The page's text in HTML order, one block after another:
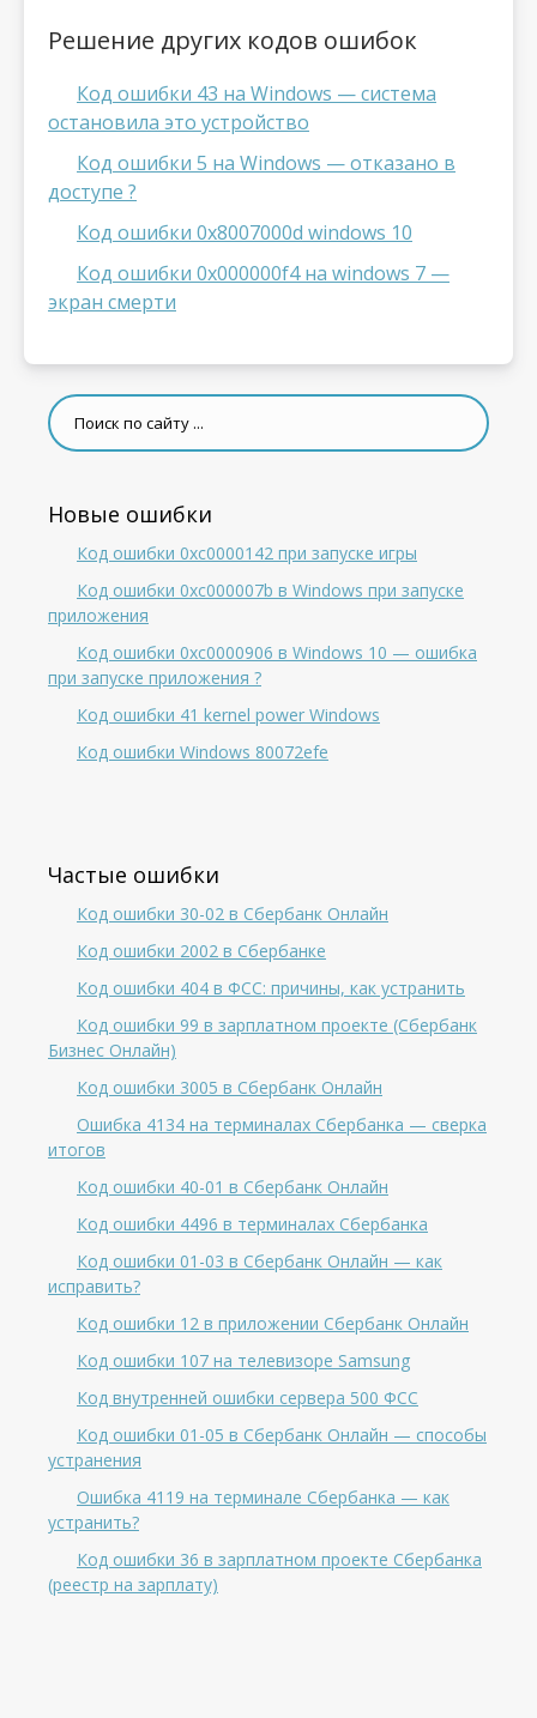
Решение других кодов ошибок
Код ошибки 43 на Windows — система
остановила это устройство
Код ошибки 5 на Windows — отказано в
доступе ?
Код ошибки 0x8007000d windows 10
Код ошибки 0x000000f4 на windows 7 —
экран смерти
Новые ошибки
Код ошибки 0xc0000142 при запуске игры
Код ошибки 0xc000007b в Windows при запуске
приложения
Код ошибки 0xc0000906 в Windows 10 — ошибка
при запуске приложения ?
Код ошибки 41 kernel power Windows
Код ошибки Windows 80072efe
Частые ошибки
Код ошибки 30-02 в Сбербанк Онлайн
Код ошибки 2002 в Сбербанке
Код ошибки 404 в ФСС: причины, как устранить
Код ошибки 99 в зарплатном проекте (Сбербанк
Бизнес Онлайн)
Код ошибки 3005 в Сбербанк Онлайн
Ошибка 4134 на терминалах Сбербанка — сверка
итогов
Код ошибки 40-01 в Сбербанк Онлайн
Код ошибки 4496 в терминалах Сбербанка
Код ошибки 01-03 в Сбербанк Онлайн — как
исправить?
Код ошибки 12 в приложении Сбербанк Онлайн
Код ошибки 107 на телевизоре Samsung
Код внутренней ошибки сервера 500 ФСС
Код ошибки 01-05 в Сбербанк Онлайн — способы
устранения
Ошибка 4119 на терминале Сбербанка — как
устранить?
Код ошибки 36 в зарплатном проекте Сбербанка
(реестр на зарплату)